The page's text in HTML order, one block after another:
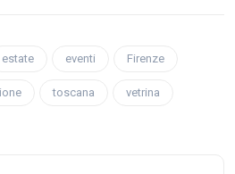
estate eventi Firenze
toscana vetrina